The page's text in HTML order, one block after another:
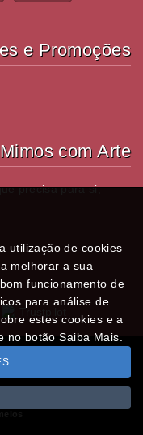
e Promoções
com Arte
precisa para si,
Trustpilot
em vigor
2026
utilização de cookies
melhorar a sua
funcionamento de
para análise de
estes cookies e a
no botão Saiba Mais.